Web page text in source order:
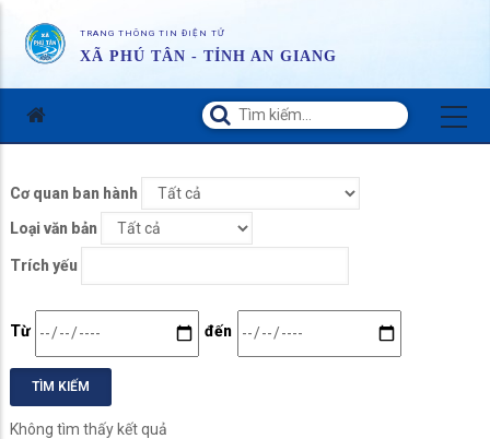
TRANG THÔNG TIN ĐIỆN TỬ
XÃ PHÚ TÂN - TỈNH AN GIANG
Cơ quan ban hành
Loại văn bản
Trích yếu
Từ đến
Không tìm thấy kết quả